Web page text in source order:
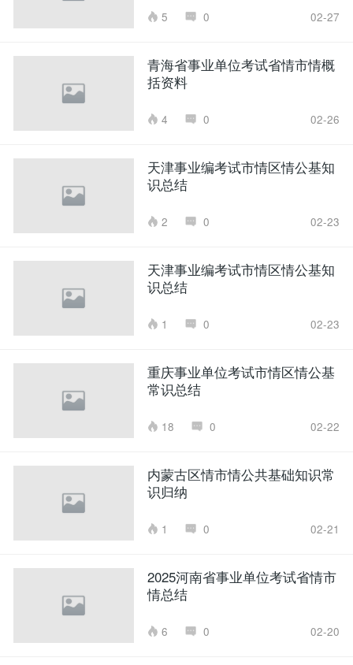
02-27
5 0
青海省事业单位考试省情市情概
括资料
02-26
4 0
天津事业编考试市情区情公基知
识总结
02-23
2 0
天津事业编考试市情区情公基知
识总结
02-23
1 0
重庆事业单位考试市情区情公基
常识总结
02-22
18 0
内蒙古区情市情公共基础知识常
识归纳
02-21
1 0
2025河南省事业单位考试省情市
情总结
02-20
6 0